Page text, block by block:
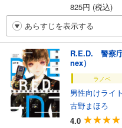
825円 (税込)
あらすじを表示する
R.E.D. 警察
nex）
ラノベ
男性向けライ
古野まほろ
4.0